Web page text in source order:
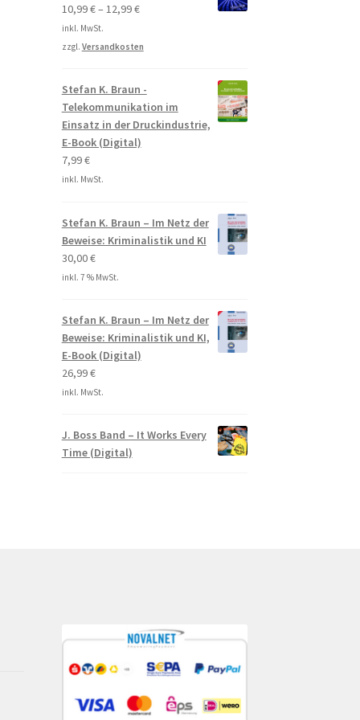
10,99€– 12,99€
inkl. MwSt.
zzgl. Versandkosten
Stefan K. Braun -
Telekommunikation im
Einsatz in der Druckindustrie,
E-Book (Digital)
7,99€
inkl. MwSt.
Stefan K. Braun – Im Netz der
Beweise: Kriminalistik und KI
30,00€
inkl. 7 % MwSt.
Stefan K. Braun – Im Netz der
Beweise: Kriminalistik und KI,
E-Book (Digital)
26,99€
inkl. MwSt.
J. Boss Band – It Works Every
Time (Digital)